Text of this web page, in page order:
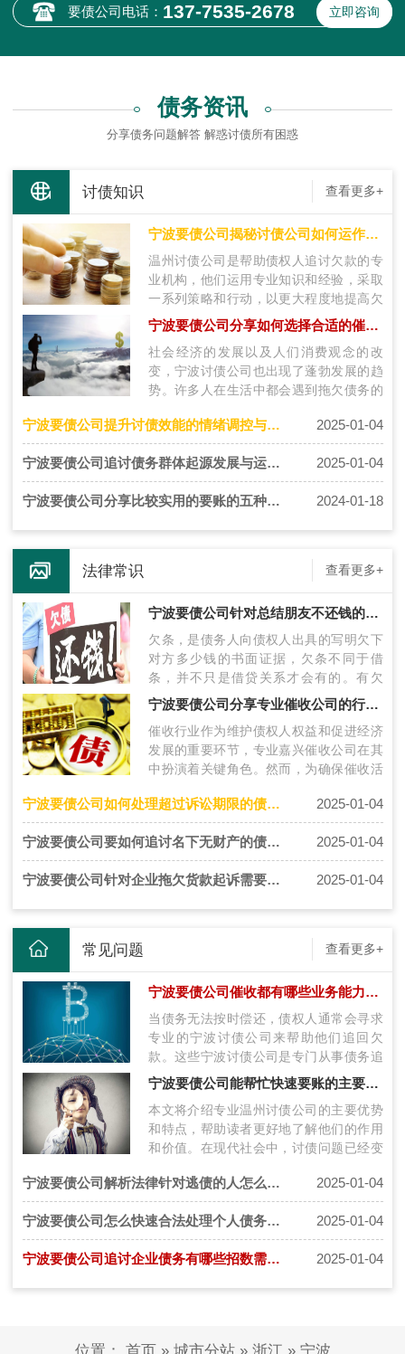
要债公司电话： 137-7535-2678 立即咨询
债务资讯
分享债务问题解答 解惑讨债所有困惑
讨债知识 查看更多+
宁波要债公司揭秘讨债公司如何运作？揭秘讨账公司的工作流程
温州讨债公司是帮助债权人追讨欠款的专
业机构，他们运用专业知识和经验，采取
一系列策略和行动，以更大程度地提高欠
款追回的成功率。温州讨债公司运作的过
程…
宁波要债公司分享如何选择合适的催收公司？要账找对专业讨债机构很重要
社会经济的发展以及人们消费观念的改
变，宁波讨债公司也出现了蓬勃发展的趋
势。许多人在生活中都会遇到拖欠债务的
难题…
宁波要债公司提升讨债效能的情绪调控与心理分析是【关键秘诀】 2025-01-04
宁波要债公司追讨债务群体起源发展与运作模式解析 2025-01-04
宁波要债公司分享比较实用的要账的五种方法推荐 2024-01-18
法律常识 查看更多+
宁波要债公司针对总结朋友不还钱的债务怎么解决
欠条，是债务人向债权人出具的写明欠下
对方多少钱的书面证据，欠条不同于借
条，并不只是借贷关系才会有的。有欠
条，但对方就是不还款的情况下，怎么办
呢?下…
宁波要债公司分享专业催收公司的行业标准和规范解读
催收行业作为维护债权人权益和促进经济
发展的重要环节，专业嘉兴催收公司在其
中扮演着关键角色。然而，为确保催收活
和…
宁波要债公司如何处理超过诉讼期限的债务借条 2025-01-04
宁波要债公司要如何追讨名下无财产的债务人(老赖)? 2025-01-04
宁波要债公司针对企业拖欠货款起诉需要的证据有哪些 2025-01-04
常见问题 查看更多+
宁波要债公司催收都有哪些业务能力可以帮客户要回欠款
当债务无法按时偿还，债权人通常会寻求
专业的宁波讨债公司来帮助他们追回欠
款。这些宁波讨债公司是专门从事债务追
讨的机构，他们具备一系列专业的业务能
力，…
宁波要债公司能帮忙快速要账的主要优势和特点
本文将介绍专业温州讨债公司的主要优势
和特点，帮助读者更好地了解他们的作用
和价值。在现代社会中，讨债问题已经变
人…
宁波要债公司解析法律针对逃债的人怎么判刑？ 2025-01-04
宁波要债公司怎么快速合法处理个人债务纠纷问题 2025-01-04
宁波要债公司追讨企业债务有哪些招数需要了解 2025-01-04